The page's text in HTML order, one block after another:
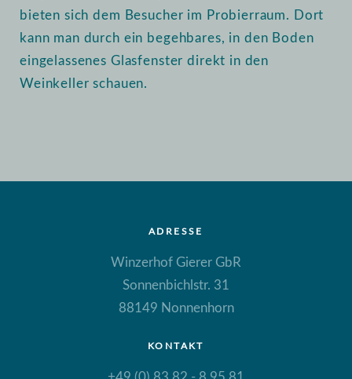
bieten sich dem Besucher im Probierraum. Dort
kann man durch ein begehbares, in den Boden
eingelassenes Glasfenster direkt in den
Weinkeller schauen.
ADRESSE
Winzerhof Gierer GbR
Sonnenbichlstr. 31
88149 Nonnenhorn
KONTAKT